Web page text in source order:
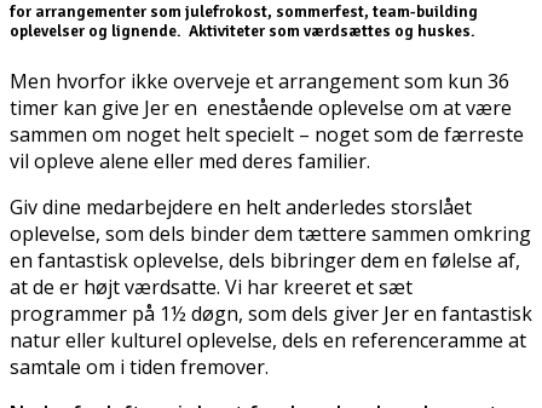
for arrangementer som julefrokost, sommerfest, team-building
oplevelser og lignende. Aktiviteter som værdsættes og huskes.
Men hvorfor ikke overveje et arrangement som kun 36
timer kan give Jer en enestående oplevelse om at være
sammen om noget helt specielt – noget som de færreste
vil opleve alene eller med deres familier.
Giv dine medarbejdere en helt anderledes storslået
oplevelse, som dels binder dem tættere sammen omkring
en fantastisk oplevelse, dels bibringer dem en følelse af,
at de er højt værdsatte. Vi har kreeret et sæt
programmer på 1½ døgn, som dels giver Jer en fantastisk
natur eller kulturel oplevelse, dels en referenceramme at
samtale om i tiden fremover.